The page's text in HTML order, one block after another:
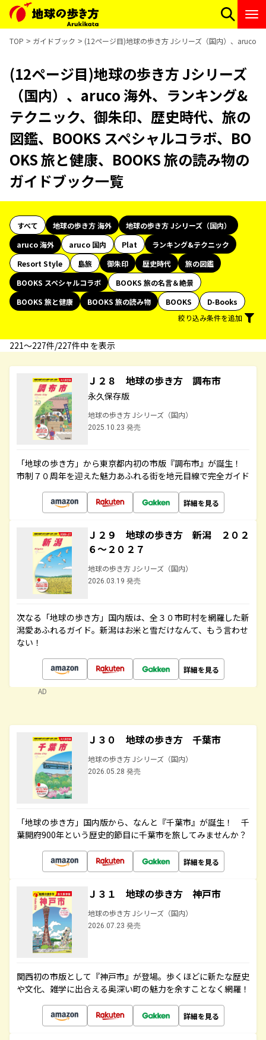
TOP ガイドブック (12ページ目)地球の歩き方 Jシリーズ（国内）、aruco
(12ページ目)地球の歩き方 Jシリーズ
（国内）、aruco 海外、ランキング&
テクニック、御朱印、歴史時代、旅の
図鑑、BOOKS スペシャルコラボ、BO
OKS 旅と健康、BOOKS 旅の読み物の
ガイドブック一覧
すべて 地球の歩き方 海外
地球の歩き方 Jシリーズ（国内）
aruco 海外
aruco 国内 Plat
ランキング&テクニック
Resort Style
島旅 御朱印 歴史時代
旅の図鑑
BOOKS スペシャルコラボ
BOOKS 旅の名言＆絶景
BOOKS 旅と健康
BOOKS 旅の読み物 BOOKS
D-Books
絞り込み条件を追加
221〜227件/227件中 を表示
Ｊ２８ 地球の歩き方 調布市
永久保存版
地球の歩き方 Jシリーズ（国内）
2025.10.23 発売
「地球の歩き方」から東京都内初の市版『調布市』が誕生！
市制７０周年を迎えた魅力あふれる街を地元目線で完全ガイド
詳細を見る
Ｊ２９ 地球の歩き方 新潟 ２０２
６～２０２７
地球の歩き方 Jシリーズ（国内）
2026.03.19 発売
次なる「地球の歩き方」国内版は、全３０市町村を網羅した新
潟愛あふれるガイド。新潟はお米と雪だけなんて、もう言わせ
ない！
詳細を見る
AD
Ｊ３０ 地球の歩き方 千葉市
地球の歩き方 Jシリーズ（国内）
2026.05.28 発売
「地球の歩き方」国内版から、なんと『千葉市』が誕生！ 千
葉開府900年という歴史的節目に千葉市を旅してみませんか？
詳細を見る
Ｊ３１ 地球の歩き方 神戸市
地球の歩き方 Jシリーズ（国内）
2026.07.23 発売
関西初の市版として『神戸市』が登場。歩くほどに新たな歴史
や文化、雑学に出合える奥深い町の魅力を余すことなく網羅！
詳細を見る